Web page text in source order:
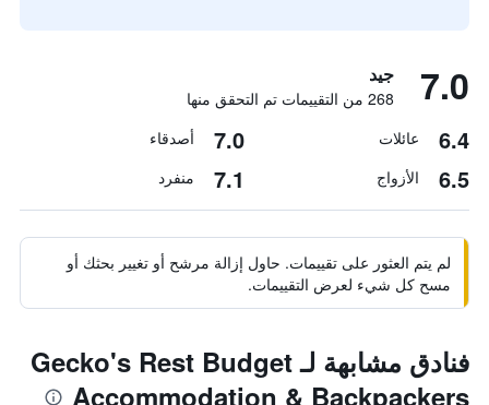
7.0 جيد
268 من التقييمات تم التحقق منها
6.4 عائلات 7.0 أصدقاء
6.5 الأزواج 7.1 منفرد
لم يتم العثور على تقييمات. حاول إزالة مرشح أو تغيير بحثك أو
مسح كل شيء لعرض التقييمات.
فنادق مشابهة لـ Gecko's Rest Budget
Accommodation & Backpackers